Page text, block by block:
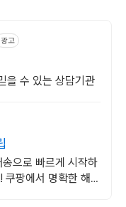
광고
을 수 있는 상담기관
으로 빠르게 시작하
팡에서 명확한 해설